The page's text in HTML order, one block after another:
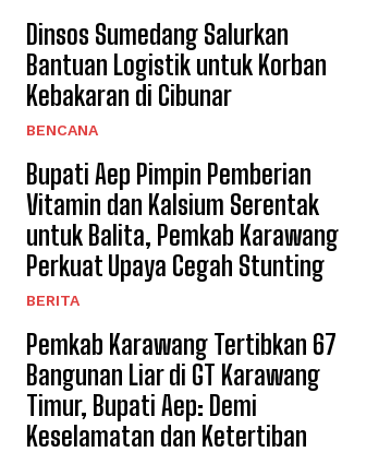
Dinsos Sumedang Salurkan
Bantuan Logistik untuk Korban
Kebakaran di Cibunar
BENCANA
Bupati Aep Pimpin Pemberian
Vitamin dan Kalsium Serentak
untuk Balita, Pemkab Karawang
Perkuat Upaya Cegah Stunting
BERITA
Pemkab Karawang Tertibkan 67
Bangunan Liar di GT Karawang
Timur, Bupati Aep: Demi
Keselamatan dan Ketertiban